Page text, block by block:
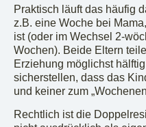
Praktisch läuft das häufig
z.B. eine Woche bei
ist (oder im Wechsel 2-
Wochen). Beide Eltern
Erziehung möglichst
sicherstellen, dass das
und keiner zum
Rechtlich ist die